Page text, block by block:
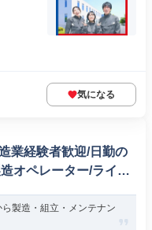
気になる
業経験者歓迎/日勤の
オペレーター/ライン
門職)
製造・組立・メンテナン